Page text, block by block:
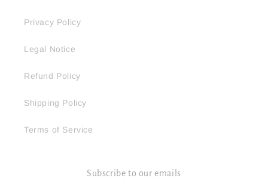
Privacy Policy
Legal Notice
Refund Policy
Shipping Policy
Terms of Service
Subscribe to our emails